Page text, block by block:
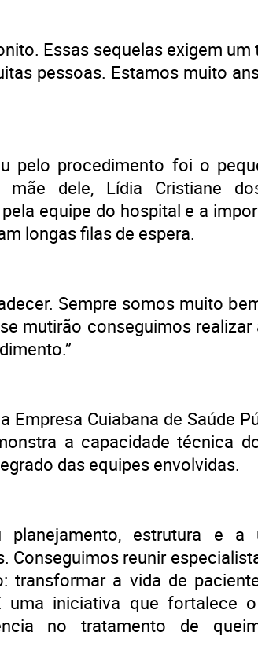
Essas sequelas exigem
pessoas. Estamos muito
pelo procedimento foi o
dele, Lídia Cristiane
equipe do hospital e a
longas filas de espera.
Sempre somos muito
mutirão conseguimos
Empresa Cuiabana de Saúde
a capacidade técnica
das equipes envolvidas.
planejamento, estrutura e a
Conseguimos reunir
transformar a vida de
uma iniciativa que fortalece
no tratamento de